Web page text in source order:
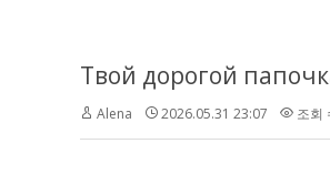
Твой дорогой
Alena 2026.05.31 23:07 조회